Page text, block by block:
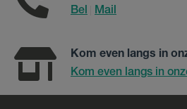
Bel
Mail
Kom even langs in
Kom even langs in